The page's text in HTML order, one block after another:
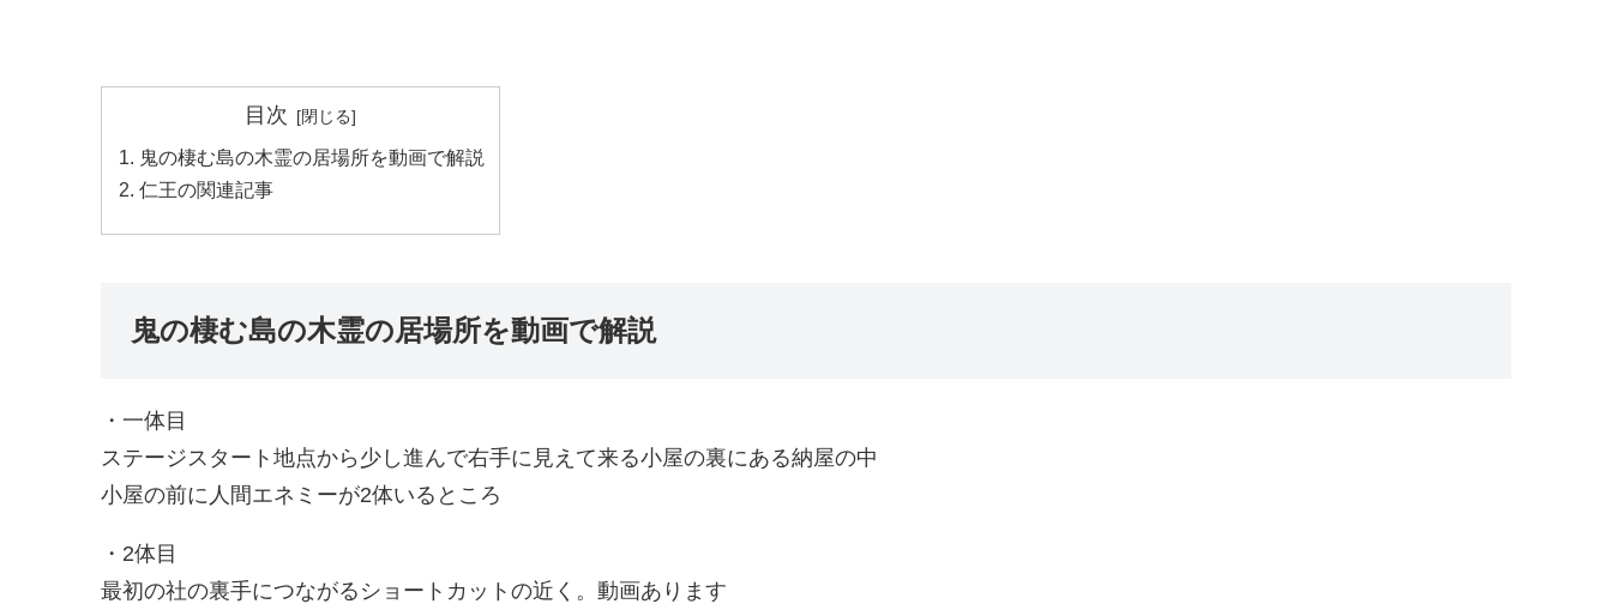
目次
鬼の棲む島の木霊の居場所を動画で解説
仁王の関連記事
鬼の棲む島の木霊の居場所を動画で解説
・一体目
ステージスタート地点から少し進んで右手に見えて来る小屋の裏にある納屋の中
小屋の前に人間エネミーが2体いるところ
・2体目
最初の社の裏手につながるショートカットの近く。動画あります